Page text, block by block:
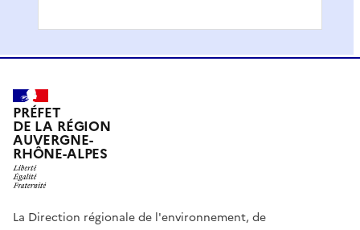
PRÉFET
DE LA RÉGION
AUVERGNE-
RHÔNE-ALPES
La Direction régionale de l'environnement, de